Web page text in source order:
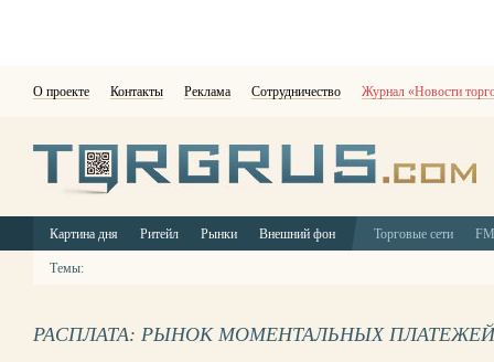
О проекте Контакты Реклама Сотрудничество Журнал «Новости
Картина дня Ритейл Рынки Внешний фон Торговые сети
Темы:
РАСПЛАТА: РЫНОК МОМЕНТАЛЬНЫХ